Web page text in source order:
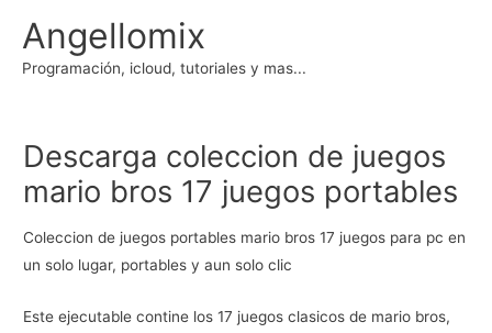
contenido
Angellomix
Programación, icloud, tutoriales y mas...
Descarga coleccion de juegos
mario bros 17 juegos portables
Coleccion de juegos portables mario bros 17 juegos para pc en
un solo lugar, portables y aun solo clic
Este ejecutable contine los 17 juegos clasicos de mario bros,